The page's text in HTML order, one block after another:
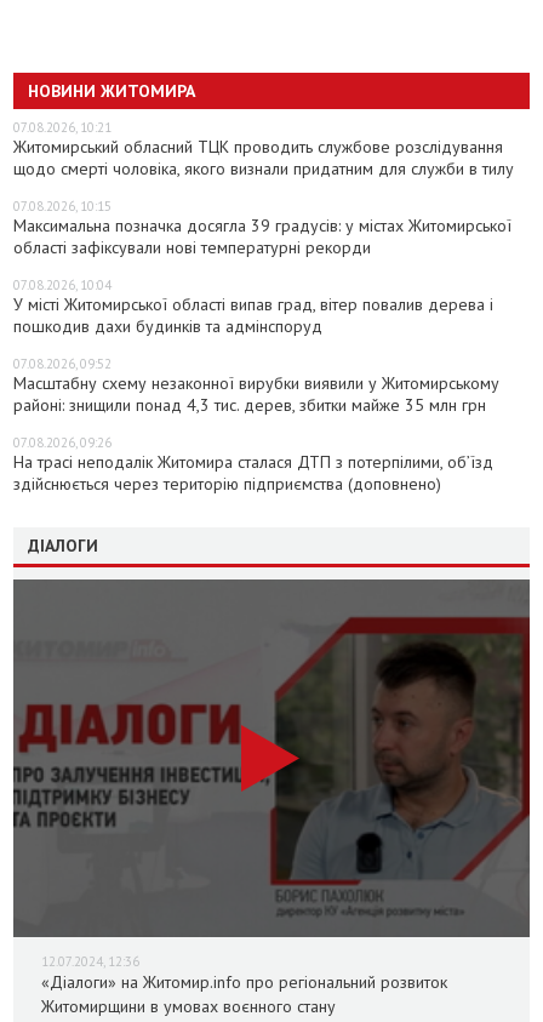
НОВИНИ ЖИТОМИРА
07.08.2026, 10:21
Житомирський обласний ТЦК проводить службове розслідування
щодо смерті чоловіка, якого визнали придатним для служби в тилу
07.08.2026, 10:15
Максимальна позначка досягла 39 градусів: у містах Житомирської
області зафіксували нові температурні рекорди
07.08.2026, 10:04
У місті Житомирської області випав град, вітер повалив дерева і
пошкодив дахи будинків та адмінспоруд
07.08.2026, 09:52
Масштабну схему незаконної вирубки виявили у Житомирському
районі: знищили понад 4,3 тис. дерев, збитки майже 35 млн грн
07.08.2026, 09:26
На трасі неподалік Житомира сталася ДТП з потерпілими, об’їзд
здійснюється через територію підприємства (доповнено)
ДІАЛОГИ
12.07.2024, 12:36
«Діалоги» на Житомир.info про регіональний розвиток
Житомирщини в умовах воєнного стану